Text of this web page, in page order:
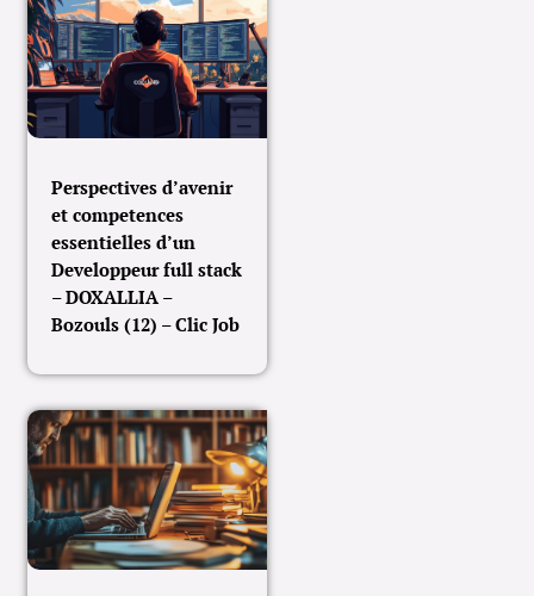
Perspectives d’avenir
et competences
essentielles d’un
Developpeur full stack
– DOXALLIA –
Bozouls (12) – Clic Job